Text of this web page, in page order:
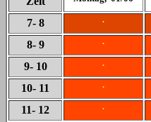
7- 8 .
8- 9 .
9- 10 .
10- 11 .
11- 12 .